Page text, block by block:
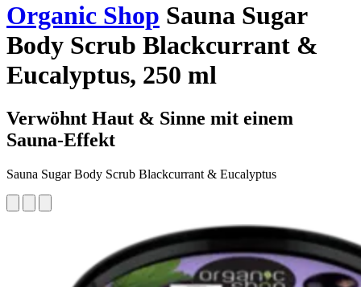
Organic Shop Sauna Sugar
Body Scrub Blackcurrant &
Eucalyptus, 250 ml
Verwöhnt Haut & Sinne mit einem
Sauna-Effekt
Sauna Sugar Body Scrub Blackcurrant & Eucalyptus